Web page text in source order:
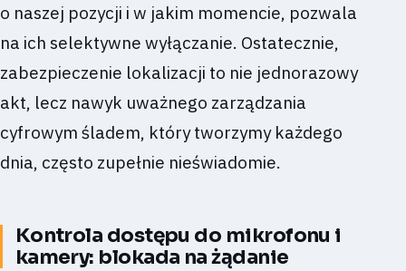
o naszej pozycji i w jakim momencie, pozwala
na ich selektywne wyłączanie. Ostatecznie,
zabezpieczenie lokalizacji to nie jednorazowy
akt, lecz nawyk uważnego zarządzania
cyfrowym śladem, który tworzymy każdego
dnia, często zupełnie nieświadomie.
Kontrola dostępu do mikrofonu i
kamery: blokada na żądanie